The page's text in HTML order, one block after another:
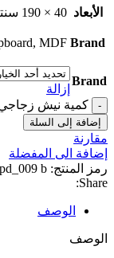
الأبعاد 40 × 190 سنتيميتر
Brand
MDF
Brand
إزالة
كمية نيش
إضافة إلى السلة
مقارنة
إضافة الى المفضلة
رمز المنتج: pd_009 b
Share:
الوصف
الوصف